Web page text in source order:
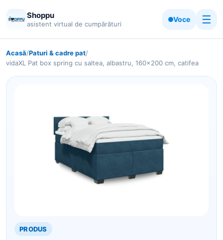
Shoppu
asistent virtual de cumpărături
Voce ☰
Acasă/Paturi & cadre pat/
vidaXL Pat box spring cu saltea, albastru, 160x200 cm, catifea
PRODUS